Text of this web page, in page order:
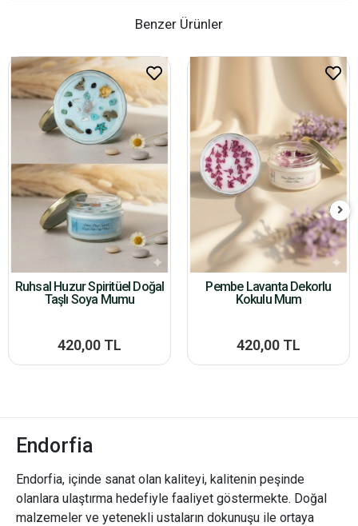
Benzer Ürünler
Ruhsal Huzur Spiritüel Doğal
Taşlı Soya Mumu
420,00 TL
Pembe Lavanta Dekorlu
Kokulu Mum
420,00 TL
Endorfia
Endorfia, içinde sanat olan kaliteyi, kalitenin peşinde
olanlara ulaştırma hedefiyle faaliyet göstermekte. Doğal
malzemeler ve yetenekli ustaların dokunuşu ile ortaya